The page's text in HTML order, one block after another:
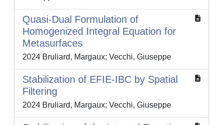
Quasi-Dual Formulation of
Homogenized Integral Equation for
Metasurfaces
2024 Bruliard, Margaux; Vecchi, Giuseppe
Stabilization of EFIE-IBC by Spatial
Filtering
2024 Bruliard, Margaux; Vecchi, Giuseppe